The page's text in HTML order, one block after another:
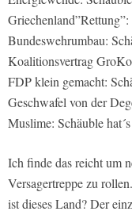
Bundeswehrumbau:
Koalitionsvertrag
FDP klein gemacht:
Geschwafel von der
Muslime: Schäuble
Ich finde das reicht um
Versagertreppe zu
ist dieses Land? Der